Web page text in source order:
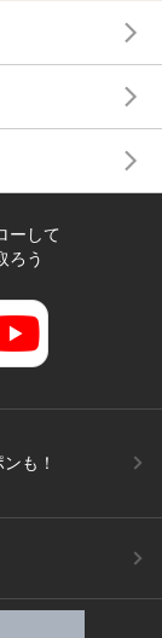
ーして
ろう
も！